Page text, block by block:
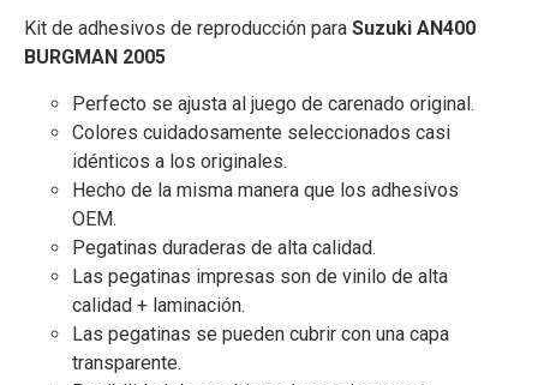
Kit de adhesivos de reproducción para Suzuki AN400
BURGMAN 2005
Perfecto se ajusta al juego de carenado original.
Colores cuidadosamente seleccionados casi
idénticos a los originales.
Hecho de la misma manera que los adhesivos
OEM.
Pegatinas duraderas de alta calidad.
Las pegatinas impresas son de vinilo de alta
calidad + laminación.
Las pegatinas se pueden cubrir con una capa
transparente.